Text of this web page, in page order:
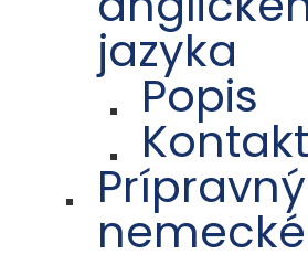
jazyka
Popis
Kontakt